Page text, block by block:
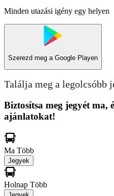
Minden utazási igény egy helyen
Szerezd meg a Google Playen
Találja meg a legolcsóbb
Biztosítsa meg jegyét ma,
ajánlatokat!
Ma Több
Jegyek
Holnap Több